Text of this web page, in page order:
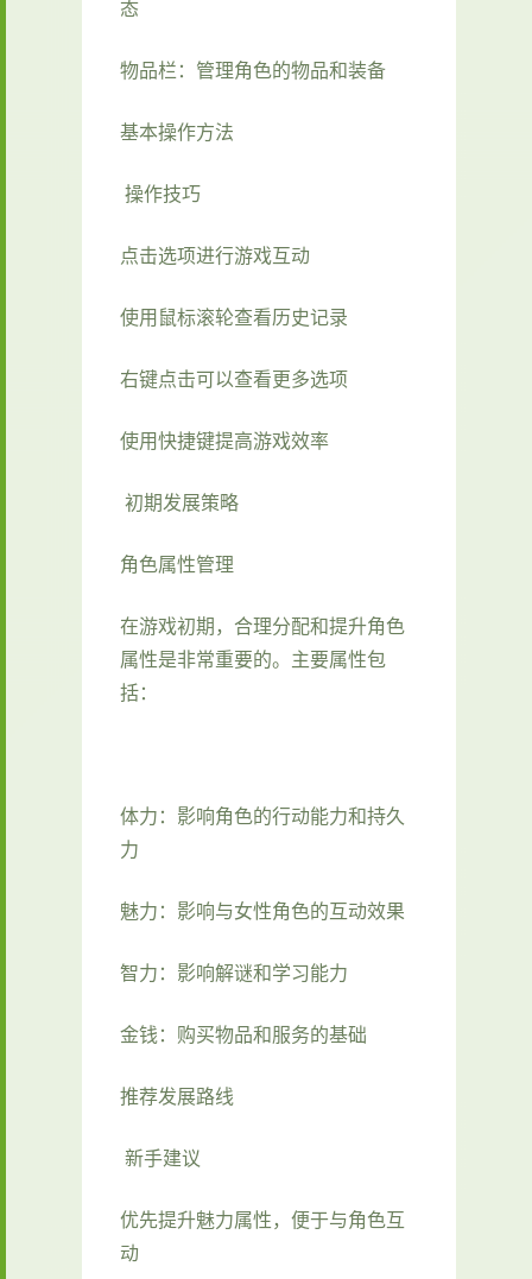
态
物品栏：管理角色的物品和装备
基本操作方法
操作技巧
点击选项进行游戏互动
使用鼠标滚轮查看历史记录
右键点击可以查看更多选项
使用快捷键提高游戏效率
初期发展策略
角色属性管理
在游戏初期，合理分配和提升角色
属性是非常重要的。主要属性包
括：
体力：影响角色的行动能力和持久
力
魅力：影响与女性角色的互动效果
智力：影响解谜和学习能力
金钱：购买物品和服务的基础
推荐发展路线
新手建议
优先提升魅力属性，便于与角色互
动